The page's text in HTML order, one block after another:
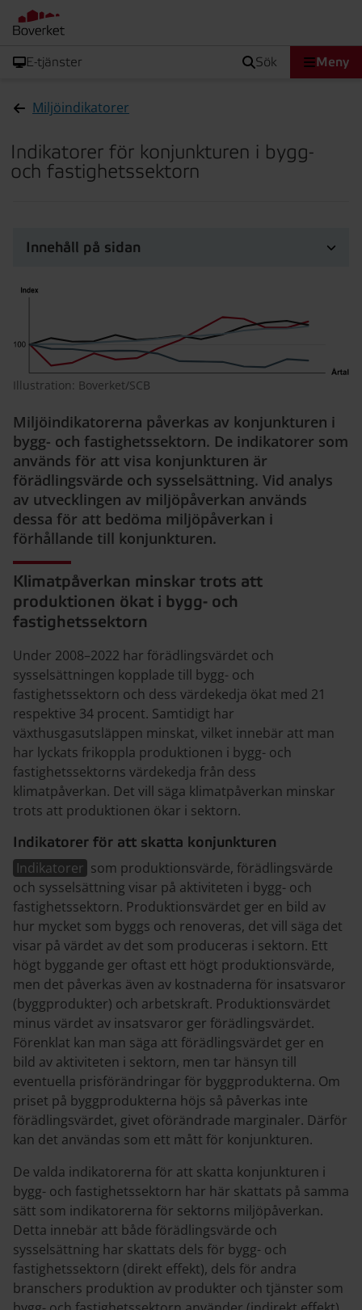
E-tjänster sök Meny
Miljöindikatorer
Indikatorer för konjunkturen i bygg-
och fastighetssektorn
Innehåll på sidan
Illustration: Boverket/SCB
Miljöindikatorerna påverkas av konjunkturen i
bygg- och fastighetssektorn. De indikatorer som
används för att visa konjunkturen är
förädlingsvärde och sysselsättning. Vid analys
av utvecklingen av miljöpåverkan används
dessa för att bedöma miljöpåverkan i
förhållande till konjunkturen.
Klimatpåverkan minskar trots att
produktionen ökat i bygg- och
fastighetssektorn
Under 2008–2022 har förädlingsvärdet och
sysselsättningen kopplade till bygg- och
fastighetssektorn och dess värdekedja ökat med 21
respektive 34 procent. Samtidigt har
växthusgasutsläppen minskat, vilket innebär att man
har lyckats frikoppla produktionen i bygg- och
fastighetssektorns värdekedja från dess
klimatpåverkan. Det vill säga klimatpåverkan minskar
trots att produktionen ökar i sektorn.
Indikatorer för att skatta konjunkturen
Indikatorer som produktionsvärde, förädlingsvärde
och sysselsättning visar på aktiviteten i bygg- och
fastighetssektorn. Produktionsvärdet ger en bild av
hur mycket som byggs och renoveras, det vill säga det
visar på värdet av det som produceras i sektorn. Ett
högt byggande ger oftast ett högt produktionsvärde,
men det påverkas även av kostnaderna för insatsvaror
(byggprodukter) och arbetskraft. Produktionsvärdet
minus värdet av insatsvaror ger förädlingsvärdet.
Förenklat kan man säga att förädlingsvärdet ger en
bild av aktiviteten i sektorn, men tar hänsyn till
eventuella prisförändringar för byggprodukterna. Om
priset på byggprodukterna höjs så påverkas inte
förädlingsvärdet, givet oförändrade marginaler. Därför
kan det användas som ett mått för konjunkturen.
De valda indikatorerna för att skatta konjunkturen i
bygg- och fastighetssektorn har här skattats på samma
sätt som indikatorerna för sektorns miljöpåverkan.
Detta innebär att både förädlingsvärde och
sysselsättning har skattats dels för bygg- och
fastighetssektorn (direkt effekt), dels för andra
branschers produktion av produkter och tjänster som